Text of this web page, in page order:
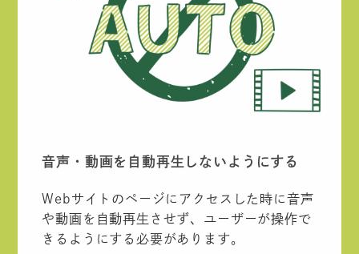
音声・動画を自動再生しないようにする
Webサイトのページにアクセスした時に音声
や動画を自動再生させず、ユーザーが操作で
きるようにする必要があります。